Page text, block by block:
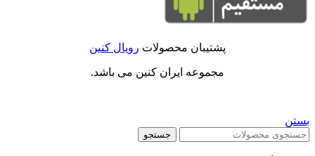
پشتیبان محصولات رویال کنین
مجموعه ایران کنین می باشد.
بستن
جستجو